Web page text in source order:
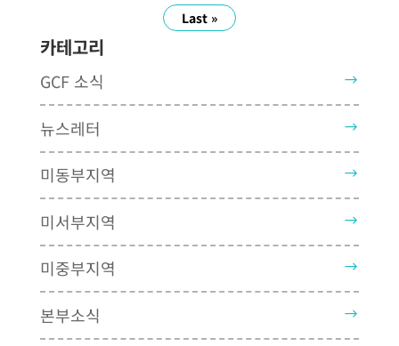
Last »
카테고리
GCF 소식
뉴스레터
미동부지역
미서부지역
미중부지역
본부소식